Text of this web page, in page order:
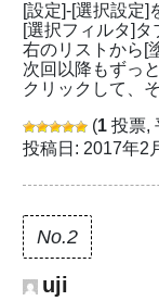
[設定]-[選択設定]
[選択フィルタ]タ
右のリストから[
次回以降もずっ
クリックして、
(1 投票,
投稿日: 2017年2
No.2
uji